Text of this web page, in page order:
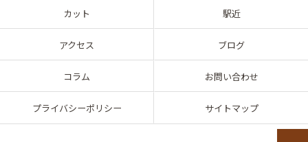
カット 駅近
アクセス ブログ
コラム お問い合わせ
プライバシーポリシー サイトマップ